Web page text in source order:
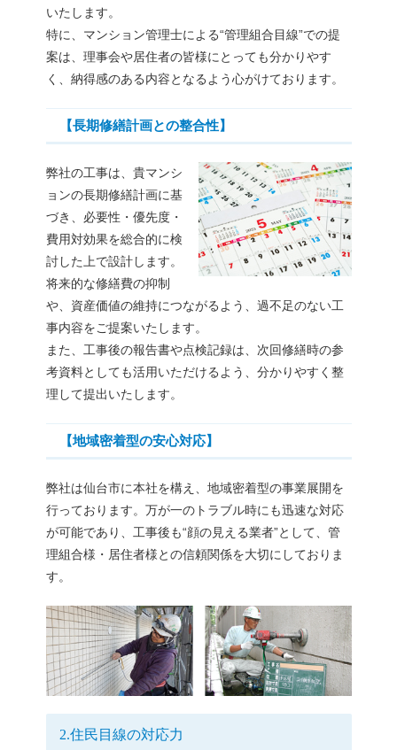
いたします。
特に、マンション管理士による“管理組合目線”での提
案は、理事会や居住者の皆様にとっても分かりやす
く、納得感のある内容となるよう心がけております。
【長期修繕計画との整合性】
弊社の工事は、貴マンシ
ョンの長期修繕計画に基
づき、必要性・優先度・
費用対効果を総合的に検
討した上で設計します。
将来的な修繕費の抑制
や、資産価値の維持につながるよう、過不足のない工
事内容をご提案いたします。
また、工事後の報告書や点検記録は、次回修繕時の参
考資料としても活用いただけるよう、分かりやすく整
理して提出いたします。
【地域密着型の安心対応】
弊社は仙台市に本社を構え、地域密着型の事業展開を
行っております。万が一のトラブル時にも迅速な対応
が可能であり、工事後も“顔の見える業者”として、管
理組合様・居住者様との信頼関係を大切にしておりま
す。
2.住民目線の対応力